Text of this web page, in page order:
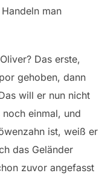
man
Das erste,
gehoben, dann
will er nun nicht
einmal, und
ist, weiß er
das Geländer
zuvor angefasst